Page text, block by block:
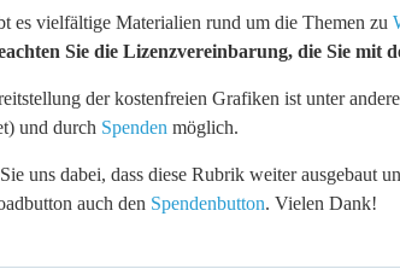
es vielfältige Materialien rund um die Themen zu
Sie die Lizenzvereinbarung, die Sie mit
der kostenfreien Grafiken ist unter
und durch Spenden möglich.
uns dabei, dass diese Rubrik weiter ausgebaut
auch den Spendenbutton. Vielen Dank!